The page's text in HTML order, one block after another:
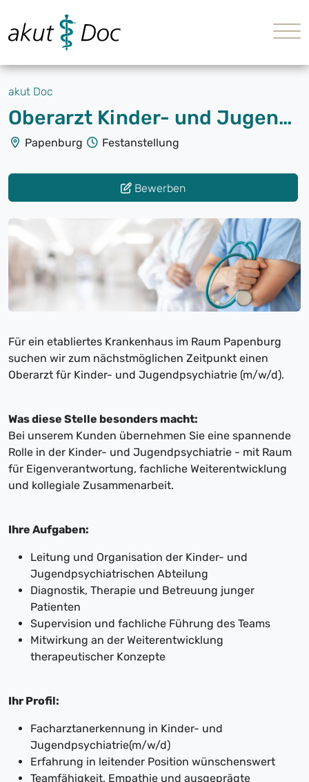
akut Doc
Oberarzt Kinder- und Jugendpsychiatrie (m/w/d)
Papenburg Festanstellung
Bewerben
Für ein etabliertes Krankenhaus im Raum Papenburg
suchen wir zum nächstmöglichen Zeitpunkt einen
Oberarzt für Kinder- und Jugendpsychiatrie (m/w/d).
Was diese Stelle besonders macht:
Bei unserem Kunden übernehmen Sie eine spannende
Rolle in der Kinder- und Jugendpsychiatrie - mit Raum
für Eigenverantwortung, fachliche Weiterentwicklung
und kollegiale Zusammenarbeit.
Ihre Aufgaben:
Leitung und Organisation der Kinder- und
Jugendpsychiatrischen Abteilung
Diagnostik, Therapie und Betreuung junger
Patienten
Supervision und fachliche Führung des Teams
Mitwirkung an der Weiterentwicklung
therapeutischer Konzepte
Ihr Profil:
Facharztanerkennung in Kinder- und
Jugendpsychiatrie(m/w/d)
Erfahrung in leitender Position wünschenswert
Teamfähigkeit, Empathie und ausgeprägte